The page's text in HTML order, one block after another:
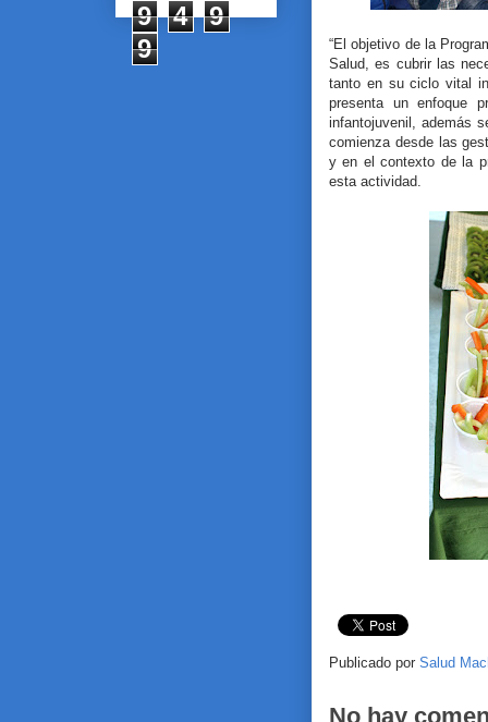
“El objetivo de la
Salud, es cubrir las
tanto en su ciclo vital
presenta un enfoque
infantojuvenil, además
comienza desde las
y en el contexto de la
esta actividad.
Publicado por Salud
No hay
9
4
9
9